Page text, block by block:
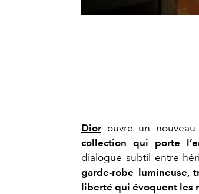
Diorouvre un nouveau
collection qui porte
dialogue subtil entre
garde-robe lumineuse,
liberté qui évoquent les